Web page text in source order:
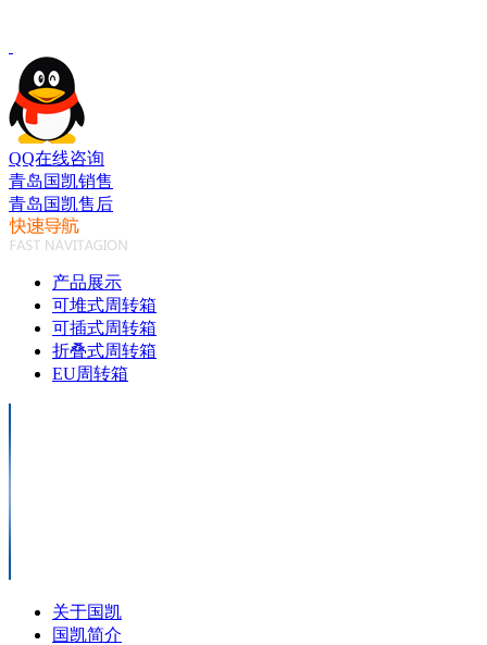
QQ在线咨询
青岛国凯销售
青岛国凯售后
产品展示
可堆式周转箱
可插式周转箱
折叠式周转箱
EU周转箱
关于国凯
国凯简介